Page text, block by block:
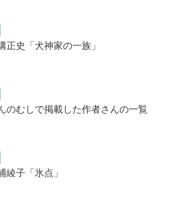
正史「犬神家の一族」
のむしで掲載した作者さんの一覧
綾子「氷点」